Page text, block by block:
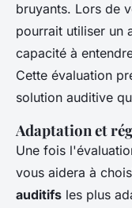
bruyants. Lors de
pourrait utiliser un
capacité à
Cette évaluation
solution auditive
Adaptation et
Une fois
vous aidera à
auditifs les plus